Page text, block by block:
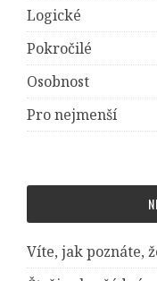
Logické
Pokročilé
Osobnost
Pro nejmenší
Víte, jak poznáte,